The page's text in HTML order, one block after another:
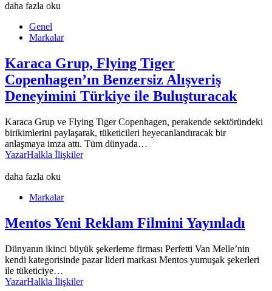
daha fazla oku
Genel
Markalar
Karaca Grup, Flying Tiger
Copenhagen’ın Benzersiz Alışveriş
Deneyimini Türkiye ile Buluşturacak
Karaca Grup ve Flying Tiger Copenhagen, perakende sektöründeki
birikimlerini paylaşarak, tüketicileri heyecanlandıracak bir
anlaşmaya imza attı. Tüm dünyada…
YazarHalkla İlişkiler
daha fazla oku
Markalar
Mentos Yeni Reklam Filmini Yayınladı
Dünyanın ikinci büyük şekerleme firması Perfetti Van Melle’nin
kendi kategorisinde pazar lideri markası Mentos yumuşak şekerleri
ile tüketiciye…
YazarHalkla İlişkiler